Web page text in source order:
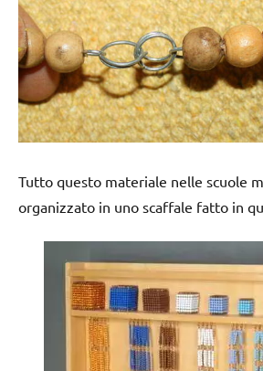
Tutto questo materiale nelle scuole
organizzato in uno scaffale fatto in